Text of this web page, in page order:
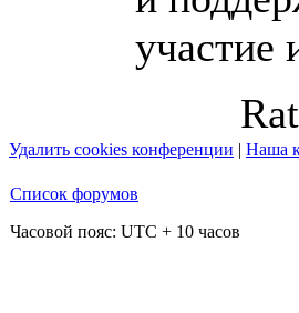
участие
Удалить cookies конференции | Наша
Список форумов
Часовой пояс: UTC + 10 часов